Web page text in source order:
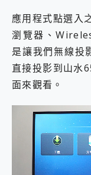
應用程式點選入
瀏覽器、
是讓我們無線投
直接投影到山水
面來觀看。